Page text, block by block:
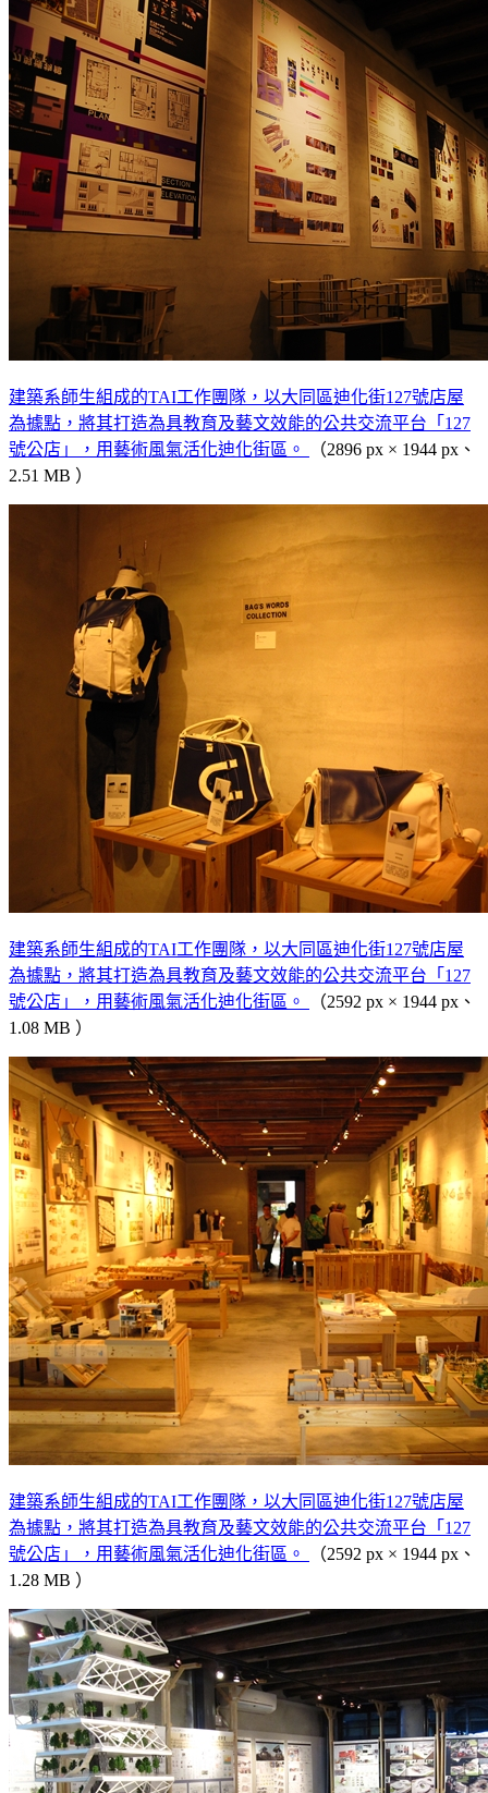
建築系師生組成的TAI工作團隊，以大同區迪化街127號店屋
為據點，將其打造為具教育及藝文效能的公共交流平台「127
號公店」，用藝術風氣活化迪化街區。
（2896 px × 1944 px、
2.51 MB ）
建築系師生組成的TAI工作團隊，以大同區迪化街127號店屋
為據點，將其打造為具教育及藝文效能的公共交流平台「127
號公店」，用藝術風氣活化迪化街區。
（2592 px × 1944 px、
1.08 MB ）
建築系師生組成的TAI工作團隊，以大同區迪化街127號店屋
為據點，將其打造為具教育及藝文效能的公共交流平台「127
號公店」，用藝術風氣活化迪化街區。
（2592 px × 1944 px、
1.28 MB ）